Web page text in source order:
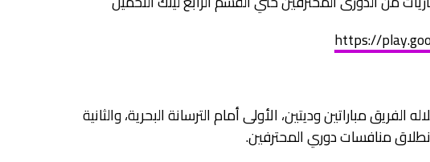
https://
مباراتين وديتين، الأولى أمام الترسانة البحرية، والثانية
منافسات دوري المحترفين.